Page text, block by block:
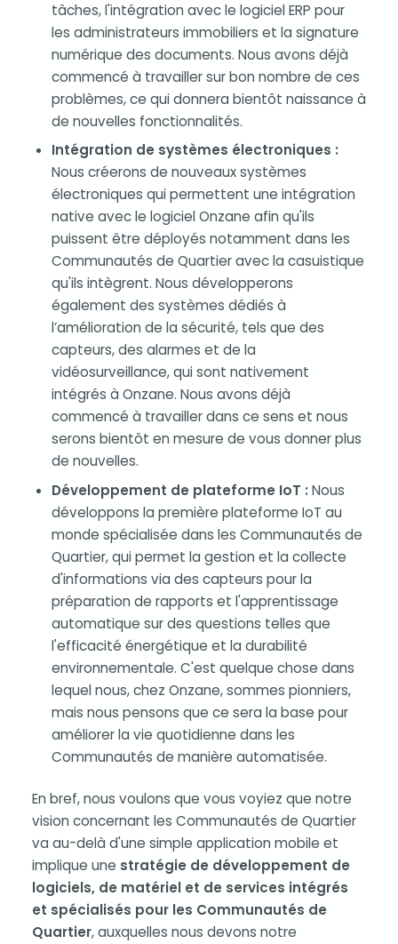
tâches, l'intégration avec le logiciel ERP pour
les administrateurs immobiliers et la signature
numérique des documents. Nous avons déjà
commencé à travailler sur bon nombre de ces
problèmes, ce qui donnera bientôt naissance à
de nouvelles fonctionnalités.
Intégration de systèmes électroniques :
Nous créerons de nouveaux systèmes
électroniques qui permettent une intégration
native avec le logiciel Onzane afin qu'ils
puissent être déployés notamment dans les
Communautés de Quartier avec la casuistique
qu'ils intègrent. Nous développerons
également des systèmes dédiés à
l’amélioration de la sécurité, tels que des
capteurs, des alarmes et de la
vidéosurveillance, qui sont nativement
intégrés à Onzane. Nous avons déjà
commencé à travailler dans ce sens et nous
serons bientôt en mesure de vous donner plus
de nouvelles.
Développement de plateforme IoT :Nous
développons la première plateforme IoT au
monde spécialisée dans les Communautés de
Quartier, qui permet la gestion et la collecte
d'informations via des capteurs pour la
préparation de rapports et l'apprentissage
automatique sur des questions telles que
l'efficacité énergétique et la durabilité
environnementale. C'est quelque chose dans
lequel nous, chez Onzane, sommes pionniers,
mais nous pensons que ce sera la base pour
améliorer la vie quotidienne dans les
Communautés de manière automatisée.
En bref, nous voulons que vous voyiez que notre
vision concernant les Communautés de Quartier
va au-delà d'une simple application mobile et
implique une stratégie de développement de
logiciels, de matériel et de services intégrés
et spécialisés pour les Communautés de
Quartier, auxquelles nous devons notre